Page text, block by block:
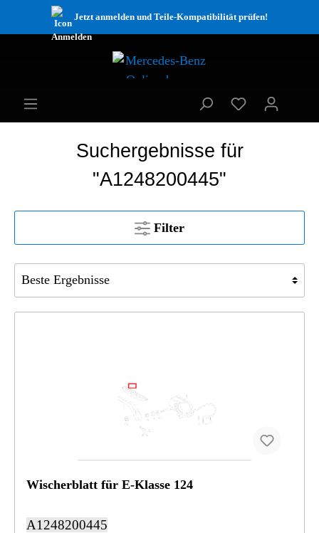
Jetzt anmelden und Teile-Kompatibilität prüfen!
Suchergebnisse für
"A1248200445"
Filter
Wischerblatt für E-Klasse 124
A1248200445